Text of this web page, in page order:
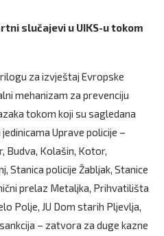
slučajevi u UIKS-u tokom
za izvještaj Evropske
mehanizam za prevenciju
tokom koji su sagledana
Uprave policije –
Budva, Kolašin, Kotor,
Stanica policije Žabljak, Stanice
prelaz Metaljka, Prihvatilišta
Polje, JU Dom starih Pljevlja,
– zatvora za duge kazne